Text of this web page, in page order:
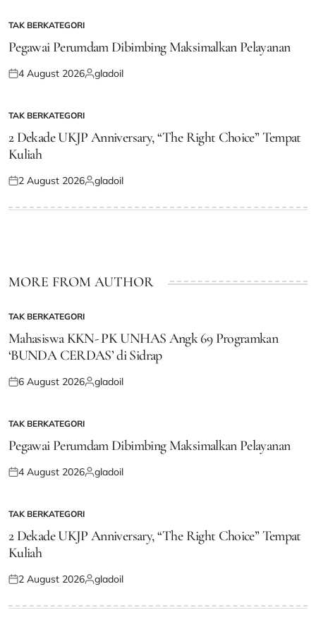
POSTED
IN
TAK BERKATEGORI
Pegawai Perumdam Dibimbing Maksimalkan Pelayanan
Posted
4 August 2026Posted
gladoil
POSTED
TAK BERKATEGORI
2 Dekade UKJP Anniversary, “The Right Choice” Tempat
Kuliah
Posted
2 August 2026Posted
gladoil
MORE FROM AUTHOR
POSTED
IN
TAK BERKATEGORI
Mahasiswa KKN- PK UNHAS Angk 69 Programkan
‘BUNDA CERDAS’ di Sidrap
Posted
6 August 2026Posted
gladoil
POSTED
IN
TAK BERKATEGORI
Pegawai Perumdam Dibimbing Maksimalkan Pelayanan
Posted
4 August 2026Posted
gladoil
POSTED
TAK BERKATEGORI
2 Dekade UKJP Anniversary, “The Right Choice” Tempat
Kuliah
Posted
2 August 2026Posted
gladoil